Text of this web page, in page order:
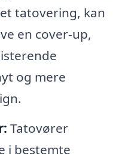
tatovering, kan
en cover-up,
og mere
Tatovører
i bestemte